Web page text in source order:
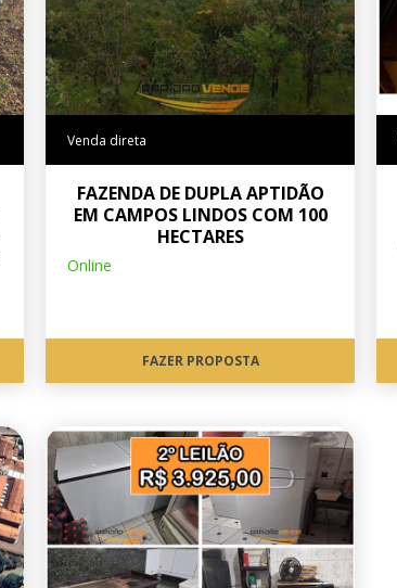
Venda direta
FAZENDA DE DUPLA APTIDÃO
EM CAMPOS LINDOS COM 100
HECTARES
Online
FAZER PROPOSTA